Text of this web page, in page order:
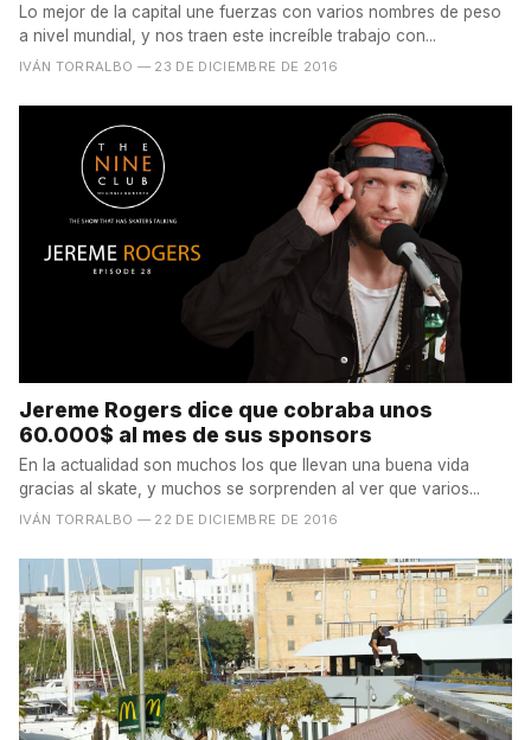
Lo mejor de la capital une fuerzas con varios nombres de peso
a nivel mundial, y nos traen este increíble trabajo con...
IVÁN TORRALBO — 23 DE DICIEMBRE DE 2016
Jereme Rogers dice que cobraba unos
60.000$ al mes de sus sponsors
En la actualidad son muchos los que llevan una buena vida
gracias al skate, y muchos se sorprenden al ver que varios...
IVÁN TORRALBO — 22 DE DICIEMBRE DE 2016